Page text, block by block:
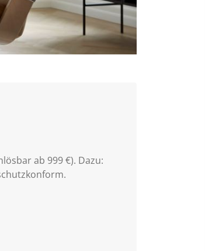
ab 999 €). Dazu: